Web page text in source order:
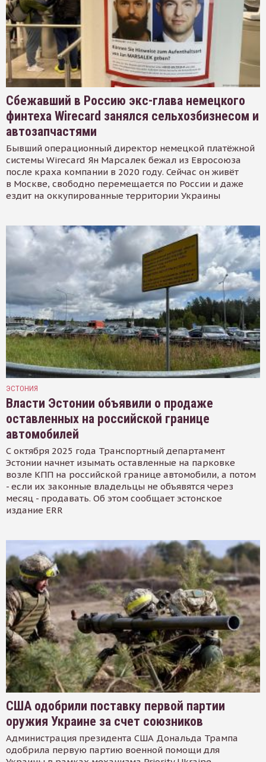
Сбежавший в Россию экс-глава немецкого
финтеха Wirecard занялся сельхозбизнесом и
автозапчастями
Бывший операционный директор немецкой платёжной
системы Wirecard Ян Марсалек бежал из Евросоюза
после краха компании в 2020 году. Сейчас он живёт
в Москве, свободно перемещается по России и даже
ездит на оккупированные территории Украины
ЭСТОНИЯ
Власти Эстонии объявили о продаже
оставленных на российской границе
автомобилей
С октября 2025 года Транспортный департамент
Эстонии начнет изымать оставленные на парковке
возле КПП на российской границе автомобили, а потом
- если их законные владельцы не объявятся через
месяц - продавать. Об этом сообщает эстонское
издание ERR
США одобрили поставку первой партии
оружия Украине за счет союзников
Администрация президента США Дональда Трампа
одобрила первую партию военной помощи для